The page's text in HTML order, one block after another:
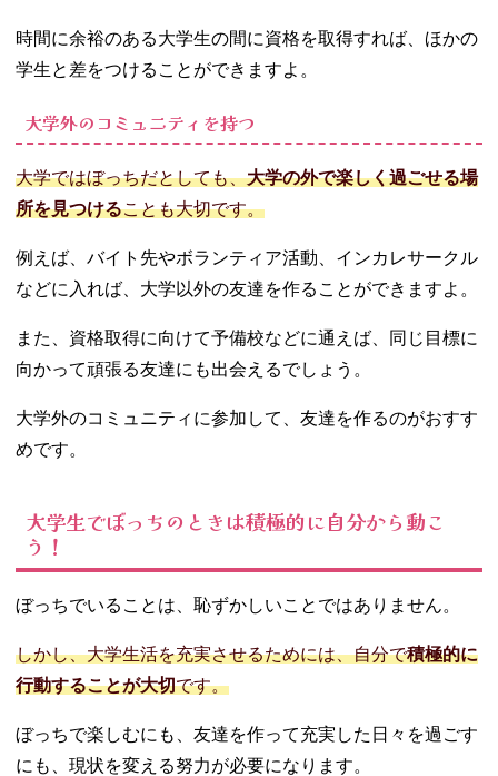
時間に余裕のある大学生の間に資格を取得すれば、ほかの
学生と差をつけることができますよ。
大学外のコミュニティを持つ
大学ではぼっちだとしても、大学の外で楽しく過ごせる場
所を見つけることも大切です。
例えば、バイト先やボランティア活動、インカレサークル
などに入れば、大学以外の友達を作ることができますよ。
また、資格取得に向けて予備校などに通えば、同じ目標に
向かって頑張る友達にも出会えるでしょう。
大学外のコミュニティに参加して、友達を作るのがおすす
めです。
大学生でぼっちのときは積極的に自分から動こ
う！
ぼっちでいることは、恥ずかしいことではありません。
しかし、大学生活を充実させるためには、自分で積極的に
行動することが大切です。
ぼっちで楽しむにも、友達を作って充実した日々を過ごす
にも、現状を変える努力が必要になります。